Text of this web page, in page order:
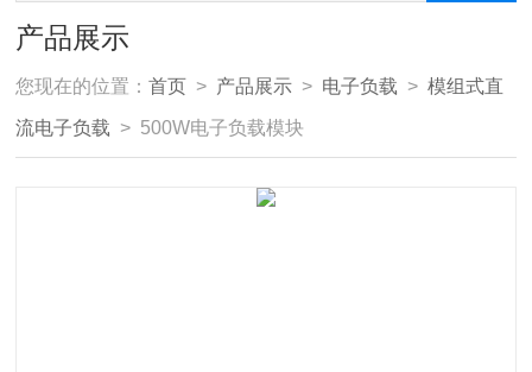
产品展示
您现在的位置：首页 > 产品展示 > 电子负载 >模组式直
流电子负载 > 500W电子负载模块